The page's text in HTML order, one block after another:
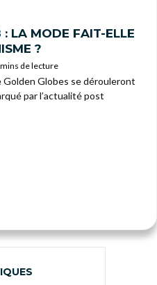
LA MODE FAIT-ELLE
?
de lecture
Golden Globes se dérouleront
par l’actualité post